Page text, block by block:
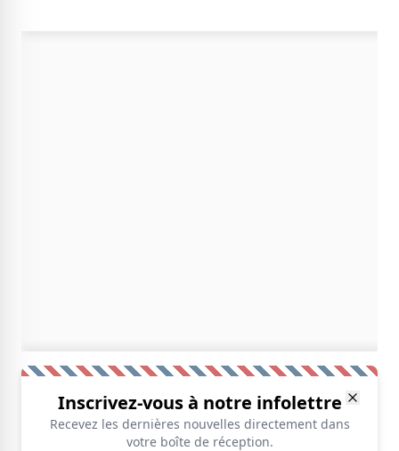
Inscrivez-vous à notre infolettre
Recevez les dernières nouvelles directement dans
votre boîte de réception.